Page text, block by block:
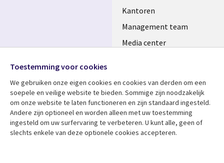
Kantoren
Management team
Media center
Bekijk meer
Library
Artikelen
Support
Legal
Disclaimer
Media
NETHERLANDS
Toestemming voor cookies
We gebruiken onze eigen cookies en cookies van derden om een ​​
soepele en veilige website te bieden. Sommige zijn noodzakelijk
om onze website te laten functioneren en zijn standaard ingesteld.
Andere zijn optioneel en worden alleen met uw toestemming
ingesteld om uw surfervaring te verbeteren. U kunt alle, geen of
slechts enkele van deze optionele cookies accepteren.